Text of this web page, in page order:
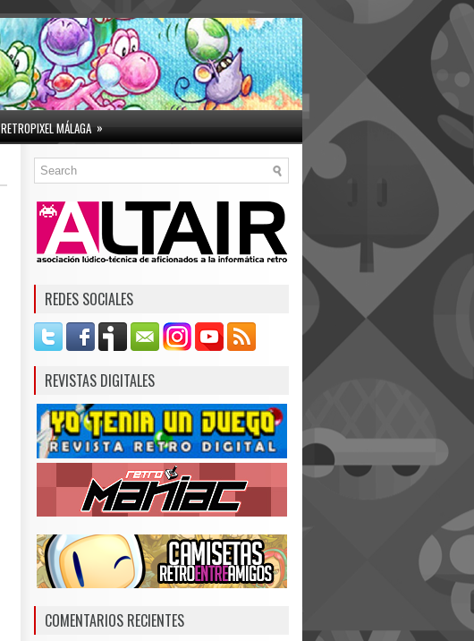
RETROPIXEL MÁLAGA »
REDES SOCIALES
REVISTAS DIGITALES
COMENTARIOS RECIENTES